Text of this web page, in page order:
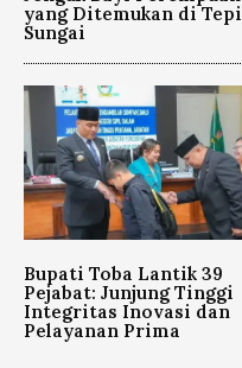
yang Ditemukan di Tepi
Sungai
Bupati Toba Lantik 39
Pejabat: Junjung Tinggi
Integritas Inovasi dan
Pelayanan Prima